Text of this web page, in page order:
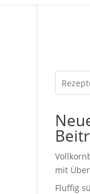
mit
Fluffig